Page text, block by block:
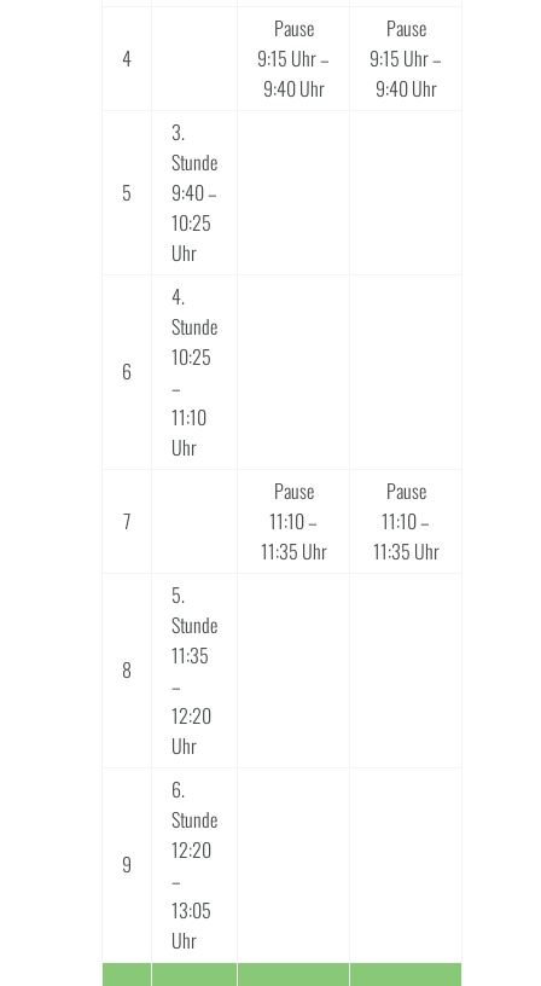
4
Pause
9:15 Uhr –
9:40 Uhr
Pause
9:15 Uhr –
9:40 Uhr
5
3.
Stunde
9:40 –
10:25
Uhr
6
4.
Stunde
10:25
–
11:10
Uhr
7
Pause
11:10 –
11:35 Uhr
Pause
11:10 –
11:35 Uhr
8
5.
Stunde
11:35
–
12:20
Uhr
9
6.
Stunde
12:20
–
13:05
Uhr